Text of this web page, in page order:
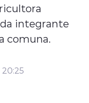
integrante
comuna.
20:25